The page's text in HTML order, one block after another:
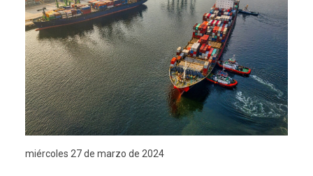
miércoles 27 de marzo de 2024